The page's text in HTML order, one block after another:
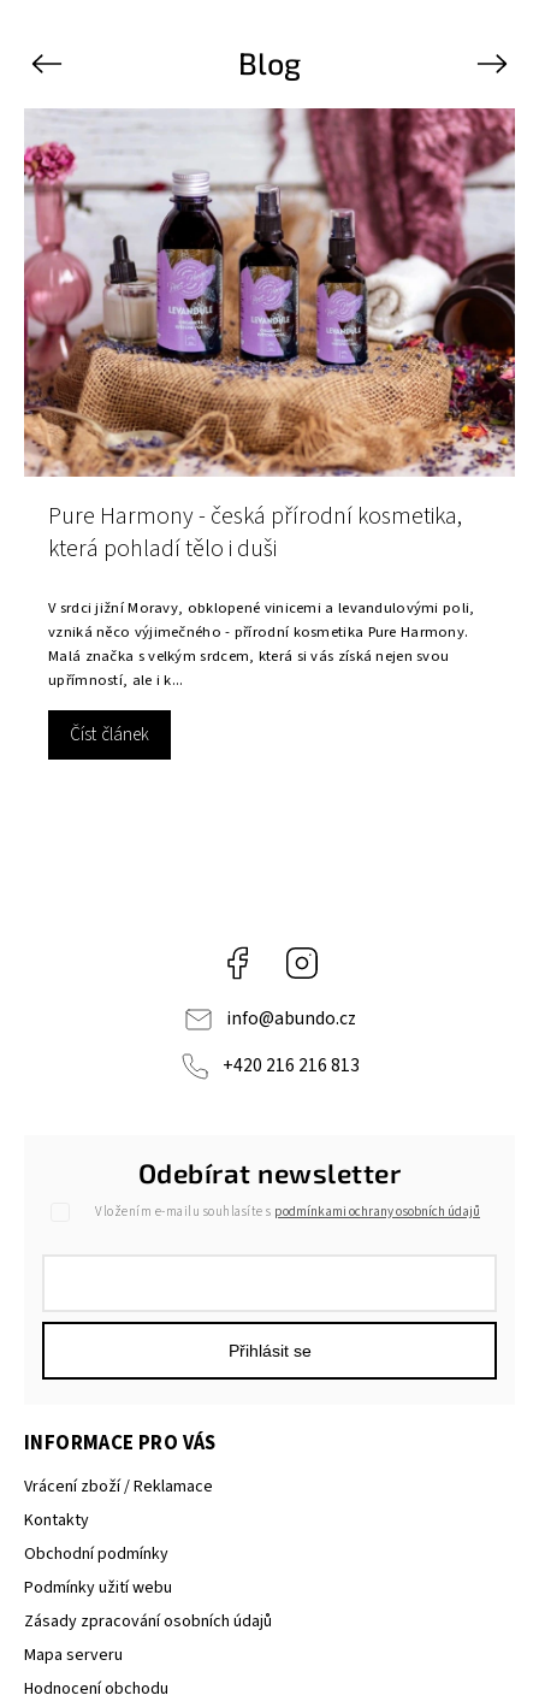
Blog
Previous
- česká přírodní kosmetika,
tělo i duši
obklopené vinicemi a levandulovými poli,
- přírodní kosmetika Pure Harmony.
srdcem, která si vás získá nejen svou
Ledový čaj s
☀️ Osvěžení v
ledový čaj Letní dny
šálek vychlazeného
Next
Facebook
info@abundo.cz
+420 216 216 813
INFORMACE PRO VÁS
Vrácení zboží / Reklamace
Kontakty
Obchodní podmínky
Podmínky užití webu
Zásady zpracování osobních údajů
Mapa serveru
Hodnocení obchodu
Odebírat newsletter
Vložením e-mailu souhlasíte s podmínkami ochrany osobních údajů
Přihlásit se